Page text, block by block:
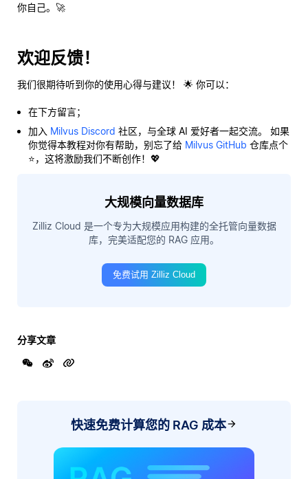
你自己。🚀
欢迎反馈！
我们很期待听到你的使用心得与建议！ 🌟 你可以：
在下方留言；
加入 Milvus Discord 社区，与全球 AI 爱好者一起交流。 如果
你觉得本教程对你有帮助，别忘了给 Milvus GitHub 仓库点个
⭐，这将激励我们不断创作！💖
大规模向量数据库
Zilliz Cloud 是一个专为大规模应用构建的全托管向量数据
库，完美适配您的 RAG 应用。
免费试用 Zilliz Cloud
分享文章
快速免费计算您的 RAG 成本